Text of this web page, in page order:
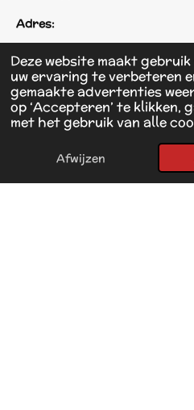
Deze website maakt
uw ervaring te verbeteren
gemaakte advertenties
op ‘Accepteren’ te klikken,
met het gebruik van alle
Afwijzen
Adres:
Einsteinstraat 125
1433 KH Kudelstaart
F
a
o
© 2017 - 2026 Linda's Dierplaza
E-mailadres Telefoonnummer